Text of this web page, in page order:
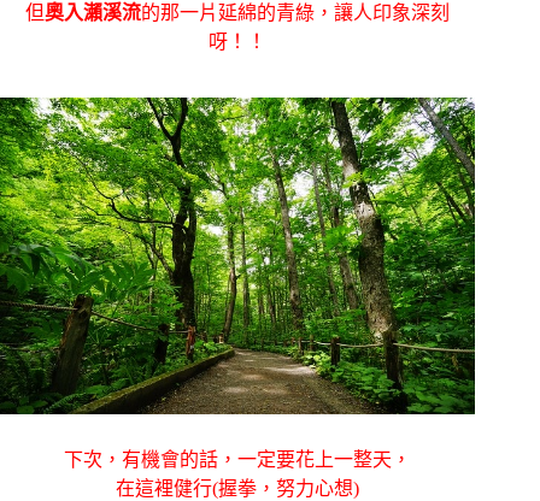
但奧入瀨溪流的那一片延綿的青綠，讓人印象深刻
呀！！
下次，有機會的話，一定要花上一整天，
在這裡健行(握拳，努力心想)